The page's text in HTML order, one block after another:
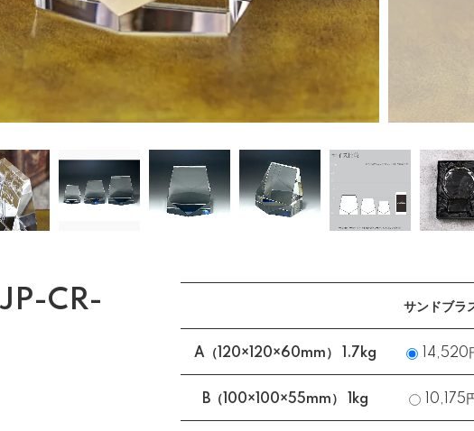
CR-
サンドブラ
A（120×120×60mm） 1.7kg 14,520
B（100×100×55mm） 1kg 10,175